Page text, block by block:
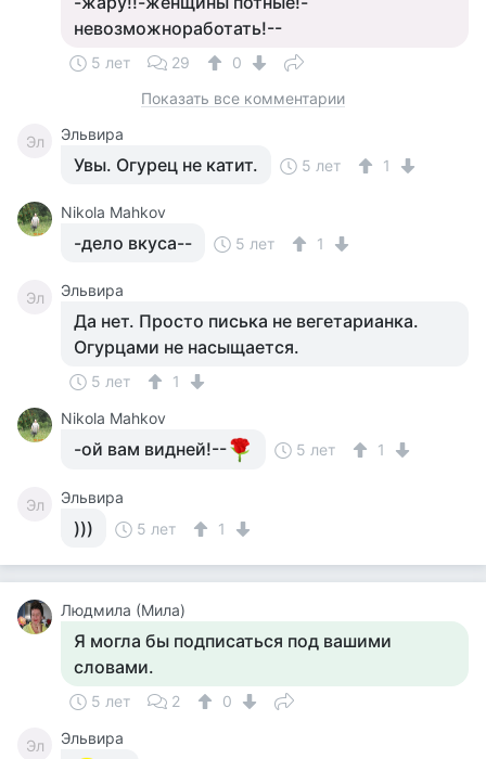
невозможноработать!--
5 лет 29
0
Показать все комментарии
Эл Эльвира
Увы. Огурец не катит. 5 лет 1
Nikola Mahkov
-дело вкуса-- 5 лет 1
Эл Эльвира
Да нет. Просто писька не вегетарианка.
Огурцами не насыщается.
5 лет
1
Nikola Mahkov
-ой вам видней!-- 5 лет 1
Эл Эльвира
))) 5 лет 1
Людмила (Мила)
Я могла бы подписаться под вашими
словами.
5 лет 2 0
Эл
Эльвира